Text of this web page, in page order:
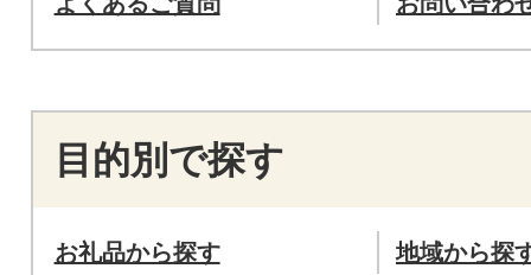
目的別で探す
お礼品から探す 地域から探